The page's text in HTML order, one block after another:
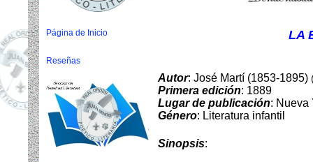
Página de Inicio
Reseñas
LA
Autor: José Martí (1853-1895)
Primera edición: 1889
Lugar de publicación: Nueva
Género: Literatura infantil
Sinopsis: